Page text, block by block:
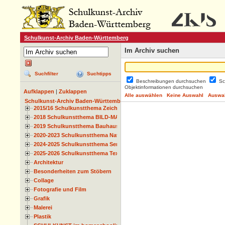
Schulkunst-Archiv Baden-Württemberg
Suchfilter Suchtipps
Aufklappen
Zuklappen
Schulkunst-Archiv Baden-Württemberg
2015/16 Schulkunstthema Zeichnen
2018 Schulkunstthema BILD-MATERIAL-OBJEKT
2019 Schulkunstthema Bauhaus
2020-2023 Schulkunstthema Natur und Zeit
2024-2025 Schulkunstthema Serie
2025-2026 Schulkunstthema Textil
Architektur
Besonderheiten zum Stöbern
Collage
Fotografie und Film
Grafik
Malerei
Plastik
Im Archiv suchen
Beschreibungen durchsuchen
Objektinformationen durchsuchen
Alle auswählen
Keine Auswahl